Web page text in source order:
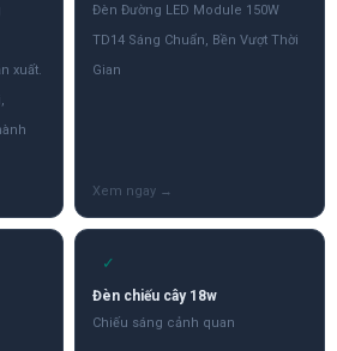
xuất.
Đèn Đường LED Module 150W
TD14 Sáng Chuẩn, Bền Vượt Thời
Gian
✓
Đèn chiếu cây 18w
Chiếu sáng cảnh quan